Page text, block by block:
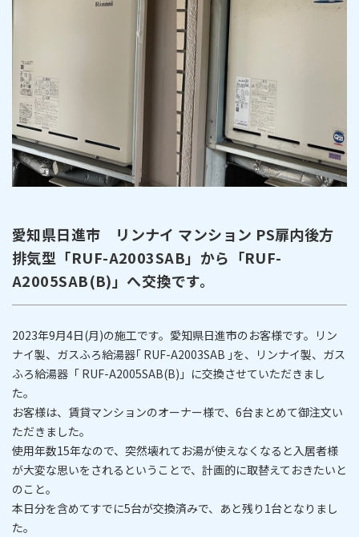
愛知県日進市 リンナイ マンション PS扉内後方
排気型「RUF-A2003SAB」から「RUF-
A2005SAB(B)」へ交換です。
2023年9月4日(月)の施工です。愛知県日進市のお客様です。リン
ナイ製、ガスふろ給湯器｢ RUF-A2003SAB ｣を、リンナイ製、ガス
ふろ給湯器「 RUF-A2005SAB(B)」に交換させていただきまし
た。
お客様は、賃貸マンションのオーナー様で、6台まとめて御注文い
ただきました。
使用年数15年なので、突然壊れてお湯が使えなくなると入居者様
が大変な思いをされるということで、計画的に取替えておきたいと
のこと。
本日分を含めてすでに5台が交換済みで、あと残り1台となりまし
た。